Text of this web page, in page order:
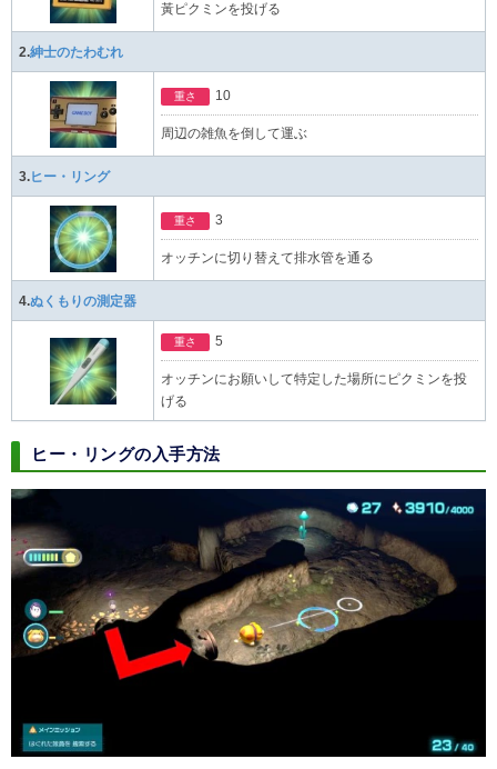
黃ピクミンを投げる
2.紳士のたわむれ
重さ 10
周辺の雑魚を倒して運ぶ
3. ヒー・リング
重さ 3
オッチンに切り替えて排水管を通る
4.ぬくもりの測定器
重さ 5
オッチンにお願いして特定した場所にピクミンを投
げる
ヒー・リングの入手方法